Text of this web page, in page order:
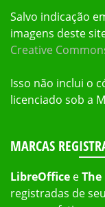
Salvo indicação
imagens deste
Creative
Isso não inclui o
licenciado sob a
MARCAS
LibreOffice e
registradas de